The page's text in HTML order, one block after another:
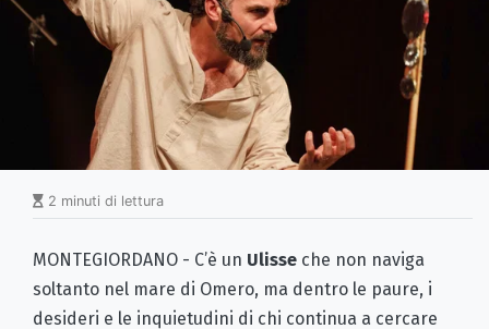
2 minuti di lettura
MONTEGIORDANO - C’è un Ulisse che non naviga
soltanto nel mare di Omero, ma dentro le paure, i
desideri e le inquietudini di chi continua a cercare